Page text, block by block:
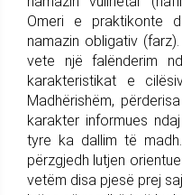
Omeri e praktikonte
namazin obligativ
vete një falënderim
karakteristikat e
Madhërishëm,
karakter informues
tyre ka dallim të
përzgjedh lutjen
vetëm disa pjesë prej